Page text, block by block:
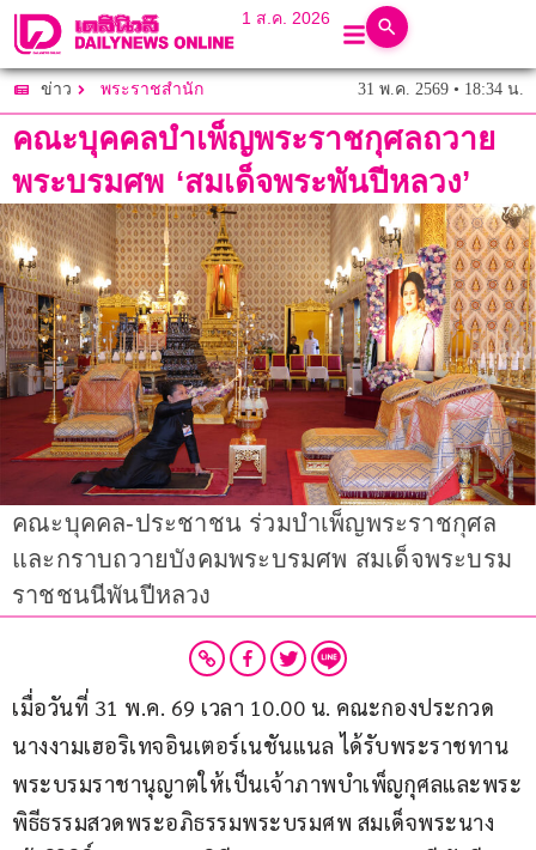
1 ส.ค. 2026
ข่าว พระราชสำนัก 31 พ.ค. 2569 • 18:34 น.
คณะบุคคลบำเพ็ญพระราชกุศลถวาย
พระบรมศพ ‘สมเด็จพระพันปีหลวง’
คณะบุคคล-ประชาชน ร่วมบำเพ็ญพระราชกุศล
และกราบถวายบังคมพระบรมศพ สมเด็จพระบรม
ราชชนนีพันปีหลวง
เมื่อวันที่ 31 พ.ค. 69 เวลา 10.00 น. คณะกองประกวด
นางงามเฮอริเทจอินเตอร์เนชันแนล ได้รับพระราชทาน
พระบรมราชานุญาตให้เป็นเจ้าภาพบำเพ็ญกุศลและพระ
พิธีธรรมสวดพระอภิธรรมพระบรมศพ สมเด็จพระนาง